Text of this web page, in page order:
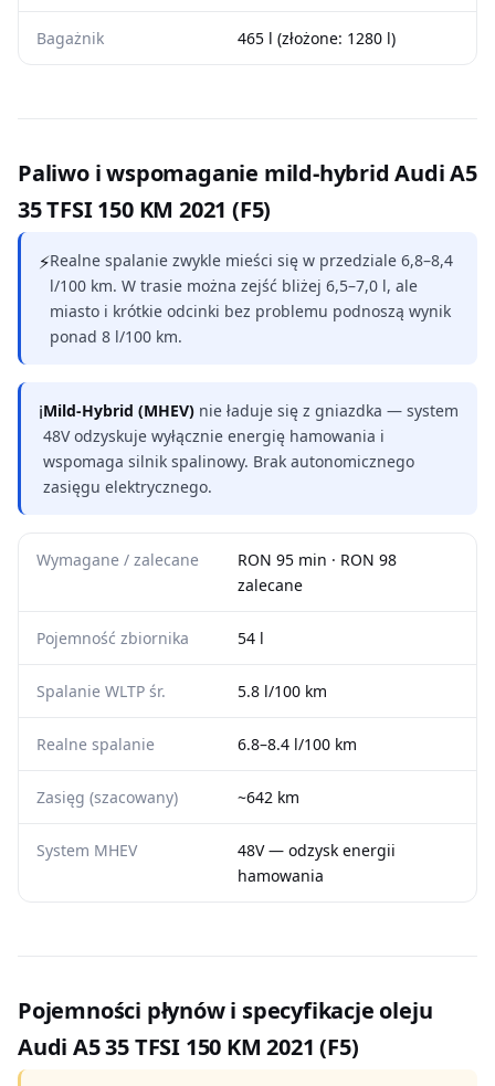
Bagażnik 465 l (złożone: 1280 l)
Paliwo i wspomaganie mild-hybrid Audi A5
35 TFSI 150 KM 2021 (F5)
⚡Realne spalanie zwykle mieści się w przedziale 6,8–8,4
l/100 km. W trasie można zejść bliżej 6,5–7,0 l, ale
miasto i krótkie odcinki bez problemu podnoszą wynik
ponad 8 l/100 km.
ℹMild-Hybrid (MHEV) nie ładuje się z gniazdka — system
48V odzyskuje wyłącznie energię hamowania i
wspomaga silnik spalinowy. Brak autonomicznego
zasięgu elektrycznego.
Wymagane / zalecane
RON 95 min · RON 98
zalecane
Pojemność zbiornika 54 l
Spalanie WLTP śr. 5.8 l/100 km
Realne spalanie 6.8–8.4 l/100 km
Zasięg (szacowany) ~642 km
System MHEV
48V — odzysk energii
hamowania
Pojemności płynów i specyfikacje oleju
Audi A5 35 TFSI 150 KM 2021 (F5)